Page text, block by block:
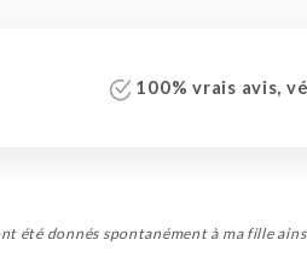
100% vrais avis,
été donnés spontanément à ma fille